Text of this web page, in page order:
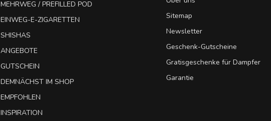
MEHRWEG / PREFILLED POD
EINWEG-E-ZIGARETTEN
SHISHAS
ANGEBOTE
GUTSCHEIN
DEMNÄCHST IM SHOP
EMPFOHLEN
INSPIRATION
Sitemap
Newsletter
Geschenk-Gutscheine
Gratisgeschenke für Dampfer
Garantie